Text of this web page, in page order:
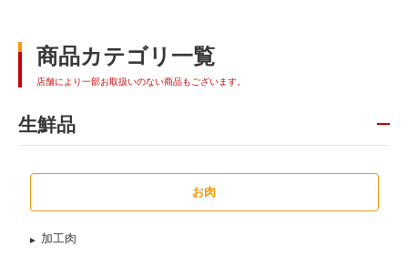
商品カテゴリ一覧
店舗により一部お取扱いのない商品もございます。
生鮮品
お肉
加工肉